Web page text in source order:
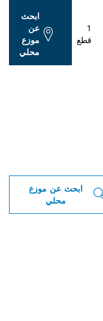
1
قطع
ابحث
عن
موزع
محلي
ابحث عن موزع
محلي